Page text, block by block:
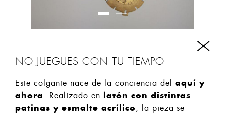
NO JUEGUES CON TU TIEMPO
Este colgante nace de la conciencia del aquí y
ahora. Realizado en latón con distintas
patinas y esmalte acrílico, la pieza se